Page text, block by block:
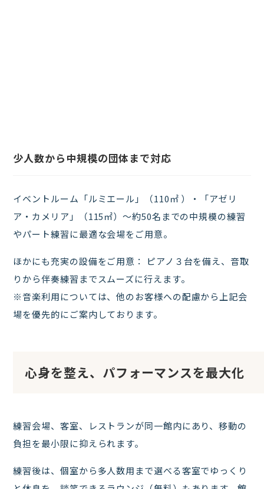
少人数から中規模の団体まで対応
イベントルーム「ルミエール」（110㎡ ）・「アゼリ
ア・カメリア」（115㎡）～約50名までの中規模の練習
やパート練習に最適な会場をご用意。
ほかにも充実の設備をご用意： ピアノ３台を備え、音取
りから伴奏練習までスムーズに行えます。
※音楽利用については、他のお客様への配慮から上記会
場を優先的にご案内しております。
心身を整え、パフォーマンスを最大化
練習会場、客室、レストランが同一館内にあり、移動の
負担を最小限に抑えられます。
練習後は、個室から多人数用まで選べる客室でゆっくり